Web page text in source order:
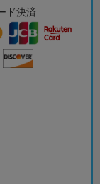
ド決済